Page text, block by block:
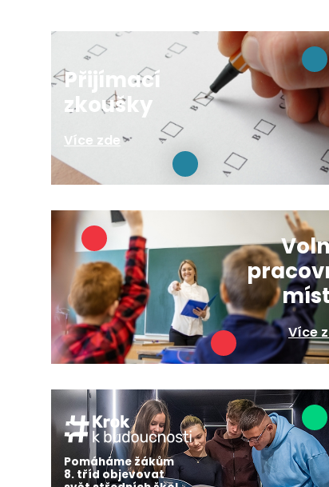
Přijímací
zkoušky
Více zde
Více
Pomáháme žákům
8. tříd objevovat